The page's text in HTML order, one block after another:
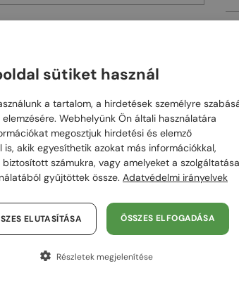
sütiket használ
a tartalom, a hirdetések személyre
Webhelyünk Ön általi használatára
megosztjuk hirdetési és elemző
is, akik egyesíthetik azokat más információkkal,
számukra, vagy amelyeket a
gyűjtöttek össze. Adatvédelmi irányelvek
ÖSSZES ELFOGADÁSA
ELUTASÍTÁSA
Részletek megjelenítése